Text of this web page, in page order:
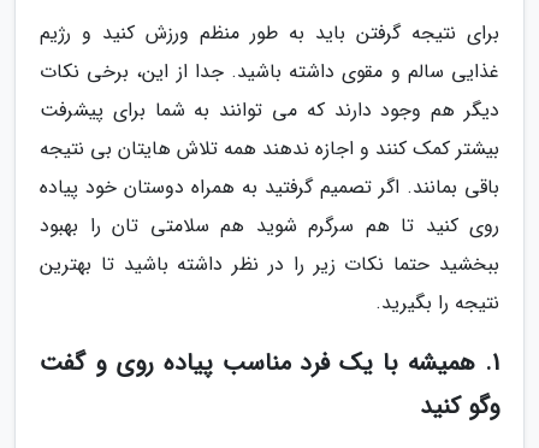
برای نتیجه گرفتن باید به طور منظم ورزش کنید و رژیم
غذایی سالم و مقوی داشته باشید. جدا از این، برخی نکات
دیگر هم وجود دارند که می توانند به شما برای پیشرفت
بیشتر کمک کنند و اجازه ندهند همه تلاش هایتان بی نتیجه
باقی بمانند. اگر تصمیم گرفتید به همراه دوستان خود پیاده
روی کنید تا هم سرگرم شوید هم سلامتی تان را بهبود
ببخشید حتما نکات زیر را در نظر داشته باشید تا بهترین
نتیجه را بگیرید.
1. همیشه با یک فرد مناسب پیاده روی و گفت
وگو کنید